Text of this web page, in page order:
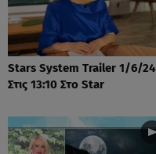
Stars System Trailer 1/6/24
Στις 13:10 Στο Star